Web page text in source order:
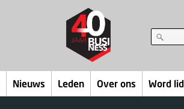
Nieuws Leden Over ons Word lid